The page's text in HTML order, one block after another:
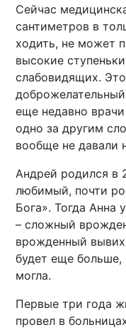
Сейчас
сантиметров в
ходить, не может
высокие
слабовидящих.
еще недавно
одно за другим
вообще не давали
Андрей родился в
любимый, почти
Бога». Тогда Анна
– сложный
врожденный вывих
будет еще
могла.
Первые три года
провел в